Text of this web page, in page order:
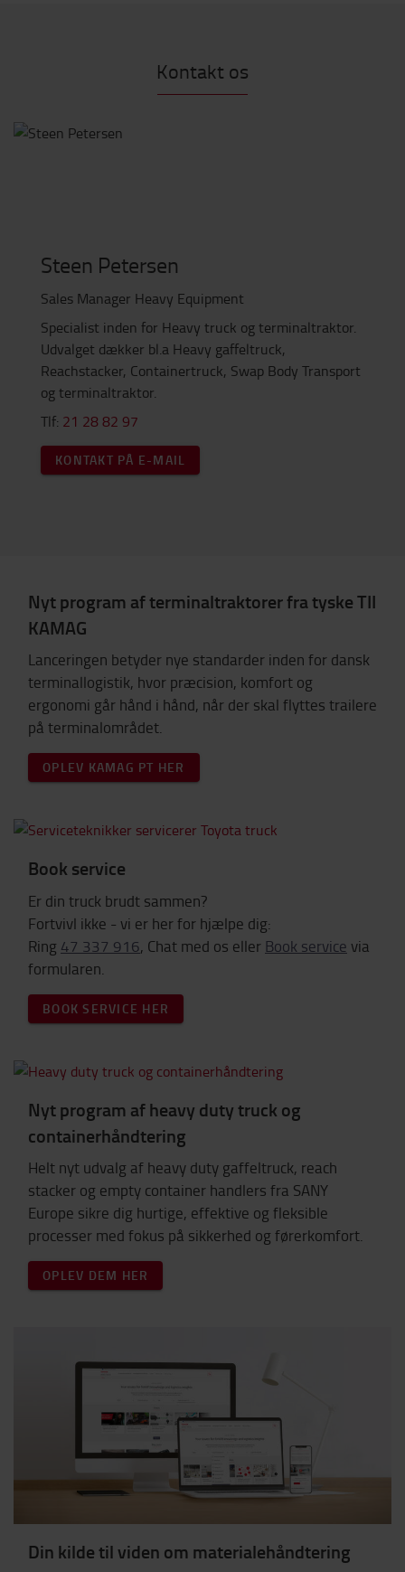
Kontakt os
Steen Petersen
Sales Manager Heavy Equipment
Specialist inden for Heavy truck og terminaltraktor.
Udvalget dækker bl.a Heavy gaffeltruck,
Reachstacker, Containertruck, Swap Body Transport
og terminaltraktor.
Tlf: 21 28 82 97
KONTAKT PÅ E-MAIL
Nyt program af terminaltraktorer fra tyske TII
KAMAG
Lanceringen betyder nye standarder inden for dansk
terminallogistik, hvor præcision, komfort og
ergonomi går hånd i hånd, når der skal flyttes trailere
på terminalområdet.
OPLEV KAMAG PT HER
Book service
Er din truck brudt sammen?
Fortvivl ikke - vi er her for hjælpe dig:
Ring 47 337 916, Chat med os eller Book service via
formularen.
BOOK SERVICE HER
Nyt program af heavy duty truck og
containerhåndtering
Helt nyt udvalg af heavy duty gaffeltruck, reach
stacker og empty container handlers fra SANY
Europe sikre dig hurtige, effektive og fleksible
processer med fokus på sikkerhed og førerkomfort.
OPLEV DEM HER
Din kilde til viden om materialehåndtering